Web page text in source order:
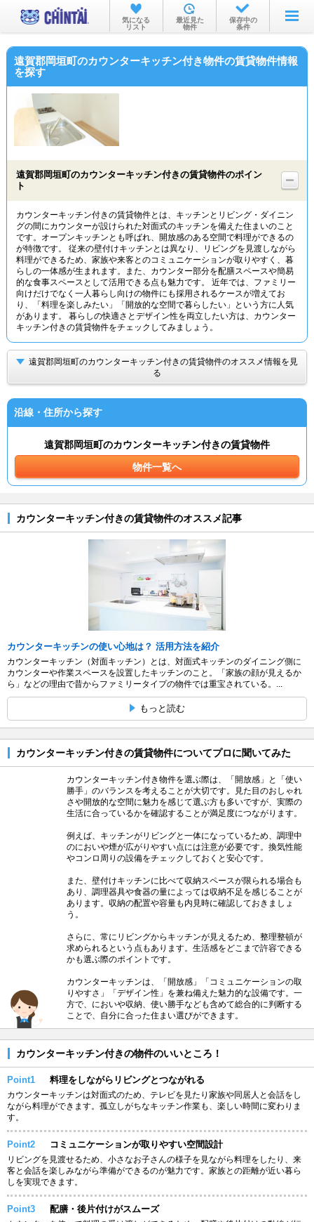
お部屋を探す
沿線・駅から
不動産会社から
気になる
リスト
最近見た
物件
保存中の
条件
遠賀郡岡垣町のカウンターキッチン付き物件の賃貸物件情報
を探す
遠賀郡岡垣町のカウンターキッチン付きの賃貸物件のポイン
ト
カウンターキッチン付きの賃貸物件とは、キッチンとリビング・ダイニン
グの間にカウンターが設けられた対面式のキッチンを備えた住まいのこと
です。オープンキッチンとも呼ばれ、開放感のある空間で料理ができるの
が特徴です。 従来の壁付けキッチンとは異なり、リビングを見渡しながら
料理ができるため、家族や来客とのコミュニケーションが取りやすく、暮
らしの一体感が生まれます。また、カウンター部分を配膳スペースや簡易
的な食事スペースとして活用できる点も魅力です。 近年では、ファミリー
向けだけでなく一人暮らし向けの物件にも採用されるケースが増えてお
り、「料理を楽しみたい」「開放的な空間で暮らしたい」という方に人気
があります。 暮らしの快適さとデザイン性を両立したい方は、カウンター
キッチン付きの賃貸物件をチェックしてみましょう。
遠賀郡岡垣町のカウンターキッチン付きの賃貸物件のオススメ情報を見
る
沿線・住所から探す
遠賀郡岡垣町のカウンターキッチン付きの賃貸物件
物件一覧へ
カウンターキッチン付きの賃貸物件のオススメ記事
カウンターキッチンの使い心地は？ 活用方法を紹介
カウンターキッチン（対面キッチン）とは、対面式キッチンのダイニング側に
カウンターや作業スペースを設置したキッチンのこと。「家族の顔が見えるか
ら」などの理由で昔からファミリータイプの物件では重宝されている。...
もっと読む
カウンターキッチン付きの賃貸物件についてプロに聞いてみた
カウンターキッチン付き物件を選ぶ際は、「開放感」と「使い
勝手」のバランスを考えることが大切です。見た目のおしゃれ
さや開放的な空間に魅力を感じて選ぶ方も多いですが、実際の
生活に合っているかを確認することが満足度につながります。
例えば、キッチンがリビングと一体になっているため、調理中
のにおいや煙が広がりやすい点には注意が必要です。換気性能
やコンロ周りの設備をチェックしておくと安心です。
また、壁付けキッチンに比べて収納スペースが限られる場合も
あり、調理器具や食器の量によっては収納不足を感じることが
あります。収納の配置や容量も内見時に確認しておきましょ
う。
さらに、常にリビングからキッチンが見えるため、整理整頓が
求められるという点もあります。生活感をどこまで許容できる
かも選ぶ際のポイントです。
カウンターキッチンは、「開放感」「コミュニケーションの取
りやすさ」「デザイン性」を兼ね備えた魅力的な設備です。一
方で、においや収納、使い勝手なども含めて総合的に判断する
ことで、自分に合った住まい選びができます。
カウンターキッチン付きの物件のいいところ！
Point1 料理をしながらリビングとつながれる
カウンターキッチンは対面式のため、テレビを見たり家族や同居人と会話をし
ながら料理ができます。孤立しがちなキッチン作業も、楽しい時間に変わりま
す。
Point2 コミュニケーションが取りやすい空間設計
リビングを見渡せるため、小さなお子さんの様子を見ながら料理をしたり、来
客と会話を楽しみながら準備ができるのが魅力です。家族との距離が近い暮ら
しを実現できます。
Point3 配膳・後片付けがスムーズ